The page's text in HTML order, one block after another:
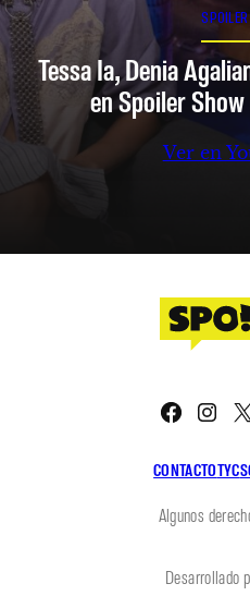
Tessa Ia, Denia
en Spoiler
Ver en
CONTACTOTYC
Algunos
Desarrollado